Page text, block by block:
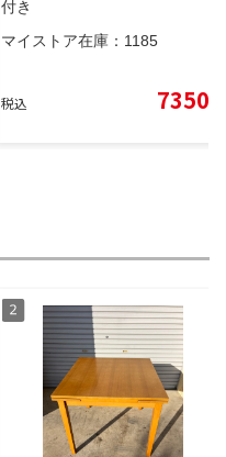
付き
マイストア在庫： 1185
税込 7350